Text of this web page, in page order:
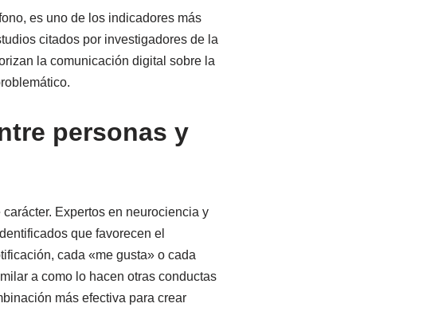
es uno de los indicadores más
citados por investigadores de la
la comunicación digital sobre la
personas y
Expertos en neurociencia y
que favorecen el
cada «me gusta» o cada
a como lo hacen otras conductas
más efectiva para crear